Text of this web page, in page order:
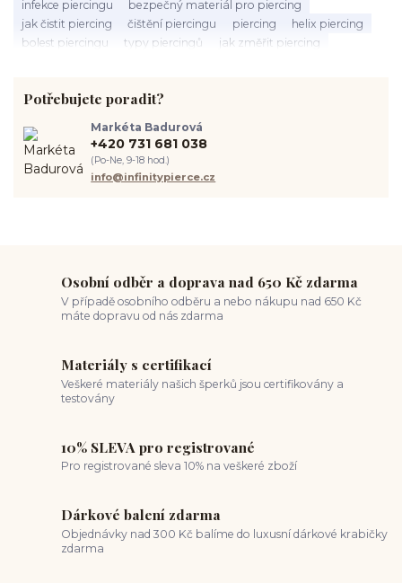
infekce piercingu
bezpečný materiál pro piercing
jak čistit piercing
čištění piercingu piercing
helix piercing
bolest piercingu
typy piercingů
jak změřit piercing
hygiena piercingu
tipy pro piercing
piercing ucha
chirurgická ocel 316L
spravná velikost piercingu
jak pečovat o piercing
medusa piercing
Potřebujete poradit?
Markéta Badurová
+420 731 681 038
(Po-Ne, 9-18 hod.)
info@infinitypierce.cz
Osobní odběr a doprava nad 650 Kč zdarma
V případě osobního odběru a nebo nákupu nad 650 Kč
máte dopravu od nás zdarma
Materiály s certifikací
Veškeré materiály našich šperků jsou certifikovány a
testovány
10% SLEVA pro registrované
Pro registrované sleva 10% na veškeré zboží
Dárkové balení zdarma
Objednávky nad 300 Kč balíme do luxusní dárkové krabičky
zdarma